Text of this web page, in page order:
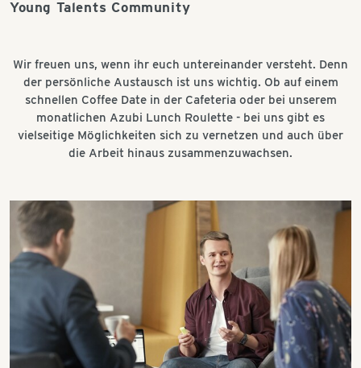
Young Talents Community
Wir freuen uns, wenn ihr euch untereinander versteht. Denn
der persönliche Austausch ist uns wichtig. Ob auf einem
schnellen Coffee Date in der Cafeteria oder bei unserem
monatlichen Azubi Lunch Roulette - bei uns gibt es
vielseitige Möglichkeiten sich zu vernetzen und auch über
die Arbeit hinaus zusammenzuwachsen.